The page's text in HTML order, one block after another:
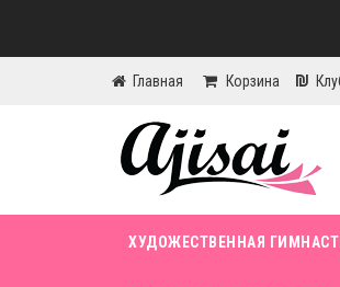
Главная Корзина
ХУДОЖЕСТВЕННАЯ